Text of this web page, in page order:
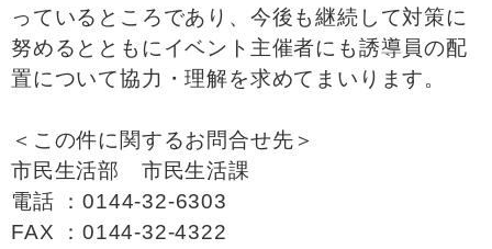
っているところであり、今後も継続して対策に
努めるとともにイベント主催者にも誘導員の配
置について協力・理解を求めてまいります。
＜この件に関するお問合せ先＞
市民生活部 市民生活課
電話 ：0144-32-6303
FAX ：0144-32-4322